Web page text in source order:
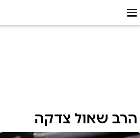
הרב שאול צדקה